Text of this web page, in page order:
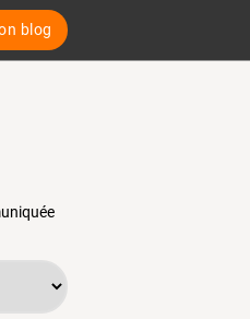
blog